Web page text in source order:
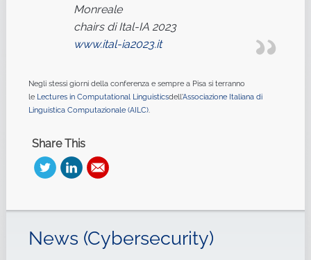
Monreale
chairs di Ital-IA 2023
www.ital-ia2023.it
Negli stessi giorni della conferenza e sempre a Pisa si terranno
le Lectures in Computational Linguisticsdell'Associazione Italiana di
Linguistica Computazionale (AILC).
Share This
News (Cybersecurity)